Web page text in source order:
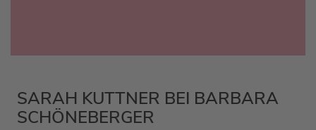
SARAH KUTTNER BEI BARBARA
SCHÖNEBERGER